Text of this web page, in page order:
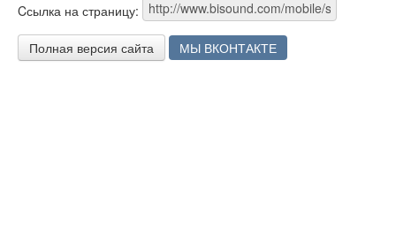
Cсылка на страницу:
Полная версия сайта МЫ ВКОНТАКТЕ